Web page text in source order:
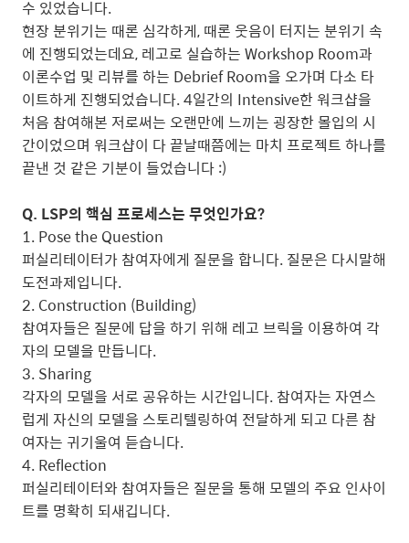
수 있었습니다.
현장 분위기는 때론 심각하게, 때론 웃음이 터지는 분위기 속
에 진행되었는데요, 레고로 실습하는 Workshop Room과
이론수업 및 리뷰를 하는 Debrief Room을 오가며 다소 타
이트하게 진행되었습니다. 4일간의 Intensive한 워크샵을
처음 참여해본 저로써는 오랜만에 느끼는 굉장한 몰입의 시
간이었으며 워크샵이 다 끝날때쯤에는 마치 프로젝트 하나를
끝낸 것 같은 기분이 들었습니다 :)
Q. LSP의 핵심 프로세스는 무엇인가요?
1. Pose the Question
퍼실리테이터가 참여자에게 질문을 합니다. 질문은 다시말해
도전과제입니다.
2. Construction (Building)
참여자들은 질문에 답을 하기 위해 레고 브릭을 이용하여 각
자의 모델을 만듭니다.
3. Sharing
각자의 모델을 서로 공유하는 시간입니다. 참여자는 자연스
럽게 자신의 모델을 스토리텔링하여 전달하게 되고 다른 참
여자는 귀기울여 듣습니다.
4. Reflection
퍼실리테이터와 참여자들은 질문을 통해 모델의 주요 인사이
트를 명확히 되새깁니다.